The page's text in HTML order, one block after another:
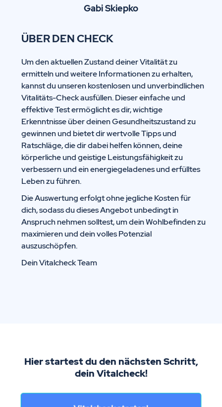
GabiSkiepko
ÜBER DEN CHECK
Um den aktuellen Zustand deiner Vitalität zu
ermitteln und weitere Informationen zu erhalten,
kannst du unseren kostenlosen und unverbindlichen
Vitalitäts-Check ausfüllen. Dieser einfache und
effektive Test ermöglicht es dir, wichtige
Erkenntnisse über deinen Gesundheitszustand zu
gewinnen und bietet dir wertvolle Tipps und
Ratschläge, die dir dabei helfen können, deine
körperliche und geistige Leistungsfähigkeit zu
verbessern und ein energiegeladenes und erfülltes
Leben zu führen.
Die Auswertung erfolgt ohne jegliche Kosten für
dich, sodass du dieses Angebot unbedingt in
Anspruch nehmen solltest, um dein Wohlbefinden zu
maximieren und dein volles Potenzial
auszuschöpfen.
Dein Vitalcheck Team
Hier startest du den nächsten Schritt,
dein Vitalcheck!